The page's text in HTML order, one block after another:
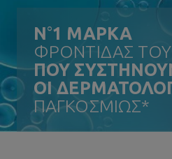
N°1 ΜΑΡΚΑ
ΦΡΟΝΤΙΔΑΣ
ΠΟΥ
ΟΙ
ΠΑΓΚΟΣΜΙΩΣ*